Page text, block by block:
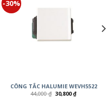
-30%
CÔNG TẮC HALUMIE WEVH5522
44,000₫ 30,800₫